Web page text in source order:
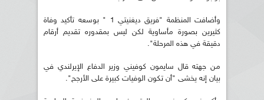
وأضافت المنظمة "فريق ديغنيتي 1 " بوسعه تأكيد وفاة
كثيرين بصورة مأساوية لكن ليس بمقدوره تقديم أرقام
دقيقة في هذه المرحلة".
من جهته قال سايمون كوفيني وزير الدفاع الإيرلندي في
بيان إنه يخشى "أن تكون الوفيات كبيرة على الأرجح".